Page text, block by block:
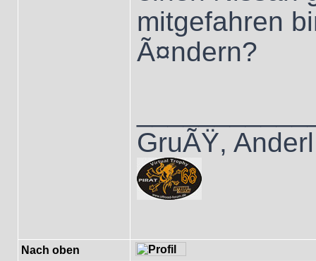
mitgefahren
Ã¤ndern?
GruÃŸ, Anderl
Nach oben